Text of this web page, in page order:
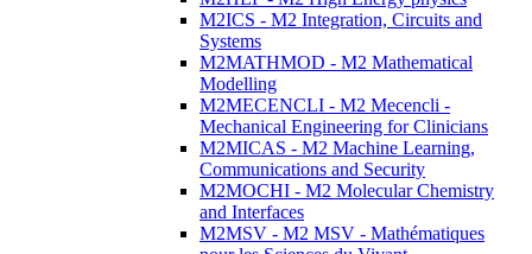
M2ICS - M2 Integration, Circuits and
Systems
M2MATHMOD - M2 Mathematical
Modelling
M2MECENCLI - M2 Mecencli -
Mechanical Engineering for Clinicians
M2MICAS - M2 Machine Learning,
Communications and Security
M2MOCHI - M2 Molecular Chemistry
and Interfaces
M2MSV - M2 MSV - Mathématiques